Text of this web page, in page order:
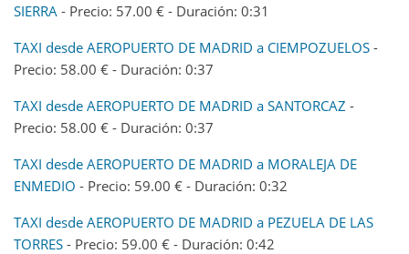
SIERRA - Precio: 57.00 € - Duración: 0:31
TAXI desde AEROPUERTO DE MADRID a CIEMPOZUELOS -
Precio: 58.00 € - Duración: 0:37
TAXI desde AEROPUERTO DE MADRID a SANTORCAZ -
Precio: 58.00 € - Duración: 0:37
TAXI desde AEROPUERTO DE MADRID a MORALEJA DE
ENMEDIO - Precio: 59.00 € - Duración: 0:32
TAXI desde AEROPUERTO DE MADRID a PEZUELA DE LAS
TORRES - Precio: 59.00 € - Duración: 0:42